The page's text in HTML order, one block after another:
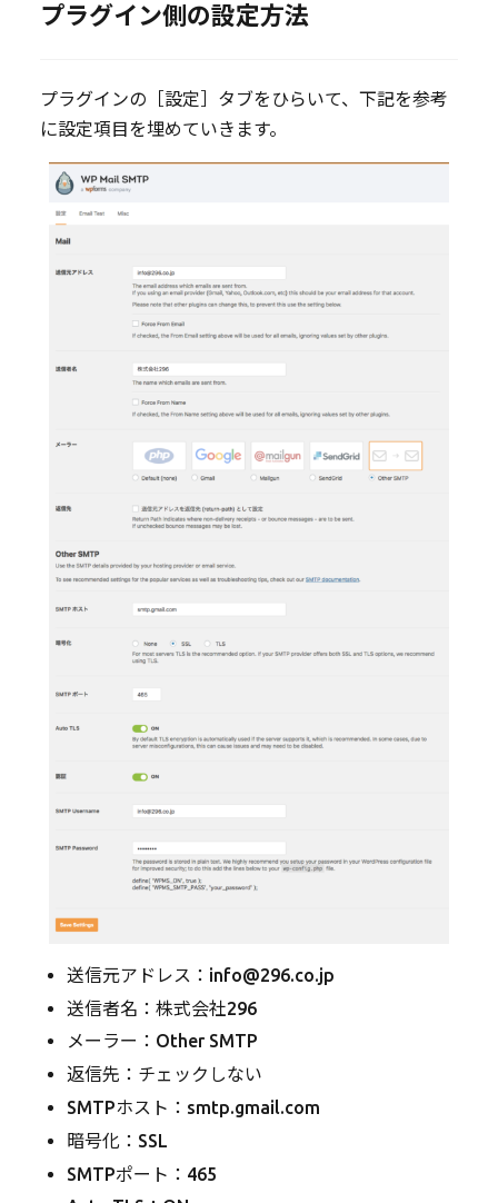
プラグイン側の設定方法
プラグインの［設定］タブをひらいて、下記を参考
に設定項目を埋めていきます。
送信元アドレス：info@296.co.jp
送信者名：株式会社296
メーラー：Other SMTP
返信先：チェックしない
SMTPホスト：smtp.gmail.com
暗号化：SSL
SMTPポート：465